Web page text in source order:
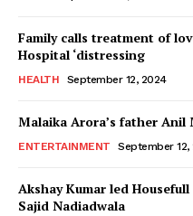
Family calls treatment of
Hospital ‘distressing
HEALTH September 12, 2024
Malaika Arora’s father Anil
ENTERTAINMENT September 12,
Akshay Kumar led
Sajid Nadiadwala